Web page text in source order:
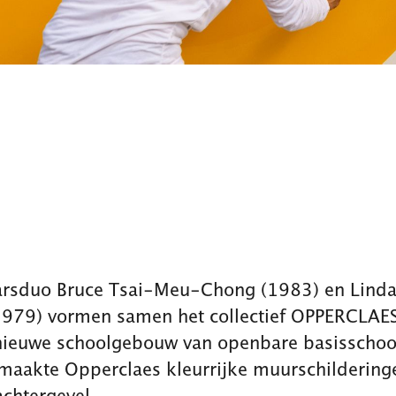
Bruce Tsai-Meu-Chong (1983) en
vormen samen het collectief
schoolgebouw van openbare
Opperclaes kleurrijke